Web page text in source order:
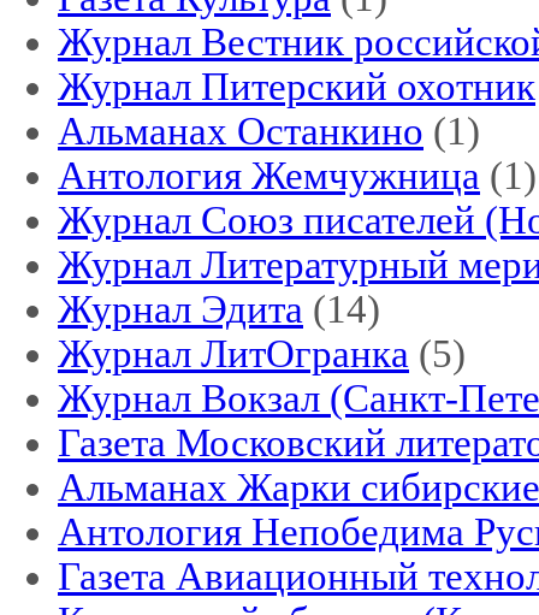
Журнал Вестник
Журнал Питерский охотник
Альманах Останкино (1)
Антология Жемчужница (1)
Журнал Союз писателей
Журнал Литературный
Журнал Эдита (14)
Журнал ЛитОгранка (5)
Журнал Вокзал (Санкт-
Газета Московский
Альманах Жарки сибирские
Антология Непобедима
Газета Авиационный